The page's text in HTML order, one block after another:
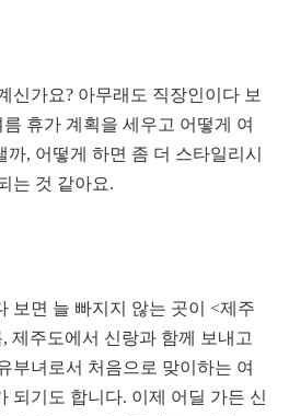
신가요? 아무래도 직장인이다 보
휴가 계획을 세우고 어떻게 여
, 어떻게 하면 좀 더 스타일리시
는 것 같아요.
보면 늘 빠지지 않는 곳이 <제주
제주도에서 신랑과 함께 보내고
부녀로서 처음으로 맞이하는 여
되기도 합니다. 이제 어딜 가든 신